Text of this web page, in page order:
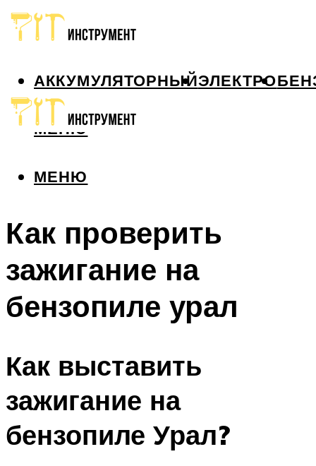
АККУМУЛЯТОРНЫЙЭЛЕКТРО
МЕНЮ
МЕНЮ
Как проверить
зажигание на
бензопиле урал
Как выставить
зажигание на
бензопиле Урал?